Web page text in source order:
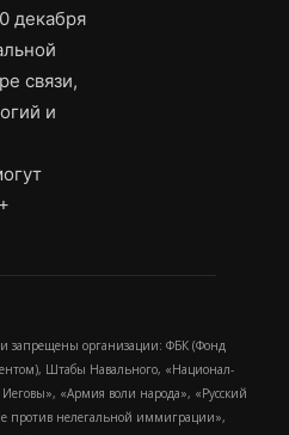
декабря
связи,
и
запрещены организации: ФБК (Фонд
Штабы Навального, «Национал-
«Армия воли народа», «Русский
против нелегальной иммиграции»,